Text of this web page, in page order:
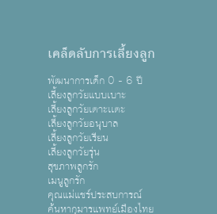
เคล็ดลับการเลี้ยงลูก
พัฒนาการเด็ก 0 - 6 ปี
เลี้ยงลูกวัยแบบเบาะ
เลี้ยงลูกวัยเตาะเเตะ
เลี้ยงลูกวัยอนุบาล
เลี้ยงลูกวัยเรียน
เลี้ยงลูกวัยรุ่น
สุขภาพลูกรัก
เมนูลูกรัก
คุณแม่แชร์ประสบการณ์
ค้นหากุมารแพทย์เมืองไทย